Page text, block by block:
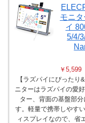
モニ
イ
5/4/
￥5,599
【ラズパイにぴった
ニターはラズパイの愛
ター、背面の基盤部
す。軽量で携帯しやす
ィスプレイなので、省